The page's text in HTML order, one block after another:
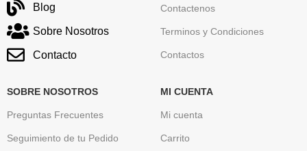
Blog
Sobre Nosotros
Contacto
Contactenos
Terminos y Condiciones
Contactos
SOBRE NOSOTROS
Preguntas Frecuentes
Seguimiento de tu Pedido
MI CUENTA
Mi cuenta
Carrito